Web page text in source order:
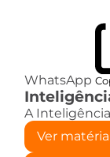
WhatsApp
A
Ver matéria